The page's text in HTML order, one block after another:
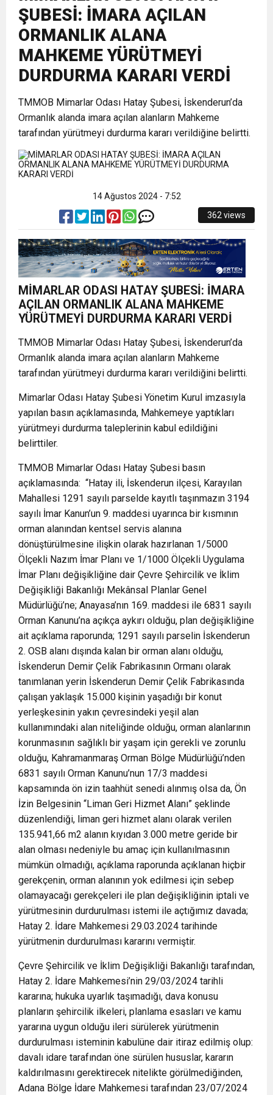
ve Onur Nişanesidir
CUMHURİYET BAYRAMI MESAJI
17:36 KURUMLAR VERGİSİ ERTELENDİ
1:00 İTSO İŞ-KUR SGK TOPLANTI
DUYURUSU
21:40 CEYLANDERE’DE BAŞKAN EMRAH
KARAÇAY’A SEVGİ SELİ
18:22 BAŞKAN SAMİ ÜSTÜN’DEN
GÖNÜLLERE DOKUNAN ZİYARET
ŞUBESİ: İMARA AÇILAN
ORMANLIK ALANA
MAHKEME YÜRÜTMEYİ
DURDURMA KARARI VERDİ
TMMOB Mimarlar Odası Hatay Şubesi, İskenderun’da
Ormanlık alanda imara açılan alanların Mahkeme
tarafından yürütmeyi durdurma kararı verildiğine belirtti.
14 Ağustos 2024 - 7:52
362 views
MİMARLAR ODASI HATAY ŞUBESİ: İMARA
AÇILAN ORMANLIK ALANA MAHKEME
YÜRÜTMEYİ DURDURMA KARARI VERDİ
TMMOB Mimarlar Odası Hatay Şubesi, İskenderun’da
Ormanlık alanda imara açılan alanların Mahkeme
tarafından yürütmeyi durdurma kararı verildiğini belirtti.
Mimarlar Odası Hatay Şubesi Yönetim Kurul imzasıyla
yapılan basın açıklamasında, Mahkemeye yaptıkları
yürütmeyi durdurma taleplerinin kabul edildiğini
belirttiler.
TMMOB Mimarlar Odası Hatay Şubesi basın
açıklamasında: “Hatay ili, İskenderun ilçesi, Karayılan
Mahallesi 1291 sayılı parselde kayıtlı taşınmazın 3194
sayılı İmar Kanun’un 9. maddesi uyarınca bir kısmının
orman alanından kentsel servis alanına
dönüştürülmesine ilişkin olarak hazırlanan 1/5000
Ölçekli Nazım İmar Planı ve 1/1000 Ölçekli Uygulama
İmar Planı değişikliğine dair Çevre Şehircilik ve İklim
Değişikliği Bakanlığı Mekânsal Planlar Genel
Müdürlüğü’ne; Anayasa’nın 169. maddesi ile 6831 sayılı
Orman Kanunu’na açıkça aykırı olduğu, plan değişikliğine
ait açıklama raporunda; 1291 sayılı parselin İskenderun
2. OSB alanı dışında kalan bir orman alanı olduğu,
İskenderun Demir Çelik Fabrikasının Ormanı olarak
tanımlanan yerin İskenderun Demir Çelik Fabrikasında
çalışan yaklaşık 15.000 kişinin yaşadığı bir konut
yerleşkesinin yakın çevresindeki yeşil alan
kullanımındaki alan niteliğinde olduğu, orman alanlarının
korunmasının sağlıklı bir yaşam için gerekli ve zorunlu
olduğu, Kahramanmaraş Orman Bölge Müdürlüğü’nden
6831 sayılı Orman Kanunu’nun 17/3 maddesi
kapsamında ön izin taahhüt senedi alınmış olsa da, Ön
İzin Belgesinin “Liman Geri Hizmet Alanı” şeklinde
düzenlendiği, liman geri hizmet alanı olarak verilen
135.941,66 m2 alanın kıyıdan 3.000 metre geride bir
alan olması nedeniyle bu amaç için kullanılmasının
mümkün olmadığı, açıklama raporunda açıklanan hiçbir
gerekçenin, orman alanının yok edilmesi için sebep
olamayacağı gerekçeleri ile plan değişikliğinin iptali ve
yürütmesinin durdurulması istemi ile açtığımız davada;
Hatay 2. İdare Mahkemesi 29.03.2024 tarihinde
yürütmenin durdurulması kararını vermiştir.
Çevre Şehircilik ve İklim Değişikliği Bakanlığı tarafından,
Hatay 2. İdare Mahkemesi’nin 29/03/2024 tarihli
kararına; hukuka uyarlık taşımadığı, dava konusu
planların şehircilik ilkeleri, planlama esasları ve kamu
yararına uygun olduğu ileri sürülerek yürütmenin
durdurulması isteminin kabulüne dair itiraz edilmiş olup:
davalı idare tarafından öne sürülen hususlar, kararın
kaldırılmasını gerektirecek nitelikte görülmediğinden,
Adana Bölge İdare Mahkemesi tarafından 23/07/2024